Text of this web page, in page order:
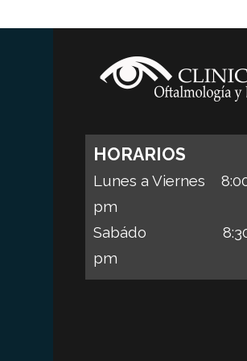
HORARIOS
Lunes a Viernes
pm
Sabádo 8:30
pm